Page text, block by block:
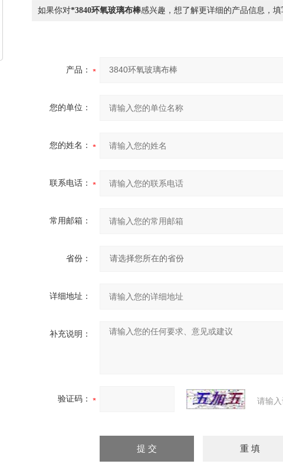
如果你对*3840环氧玻璃布棒感兴趣，想了解更详细的产品信息，填
产品：
您的单位：
您的姓名：
联系电话：
常用邮箱：
省份：
详细地址：
补充说明：
验证码： 请输